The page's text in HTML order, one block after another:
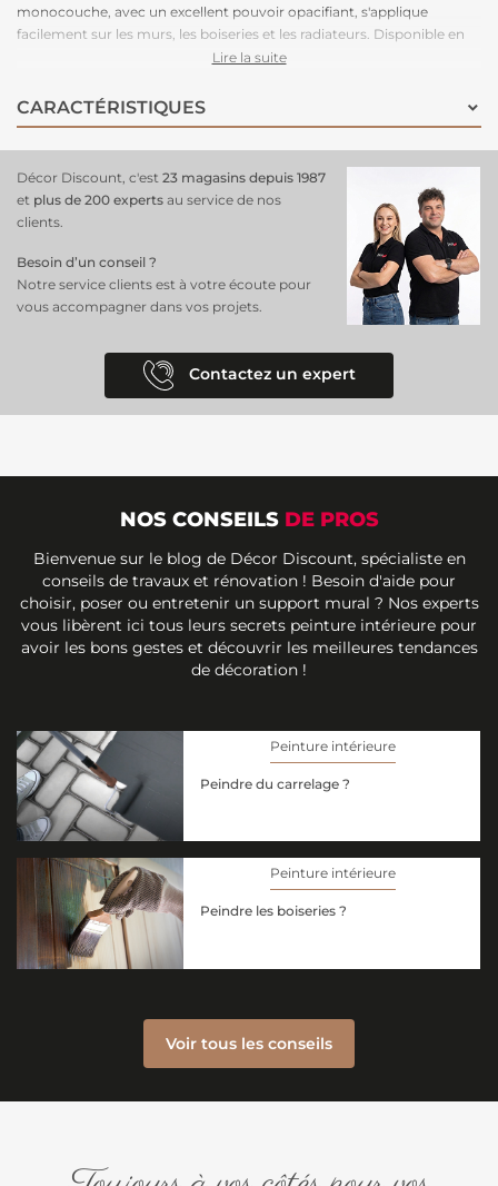
monocouche, avec un excellent pouvoir opacifiant, s'applique
facilement sur les murs, les boiseries et les radiateurs. Disponible en
plusieurs teintes, ce testeur de peinture Ripolin est parfait
votre couleur avec les échantillons
vos projets de décoration.
Lire la suite
CARACTÉRISTIQUES
Décor Discount, c'est 23 magasins depuis 1987
et plus de 200 experts au service de nos
clients.
Besoin d’un conseil ?
Notre service clients est à votre écoute pour
vous accompagner dans vos projets.
Contactez un expert
NOS CONSEILS DE PROS
Bienvenue sur le blog de Décor Discount, spécialiste en
conseils de travaux et rénovation ! Besoin d'aide pour
choisir, poser ou entretenir un support mural ? Nos experts
vous libèrent ici tous leurs secrets peinture intérieure pour
avoir les bons gestes et découvrir les meilleures tendances
de décoration !
Peinture intérieure
Peindre du carrelage ?
Peinture intérieure
Peindre les boiseries ?
Voir tous les conseils